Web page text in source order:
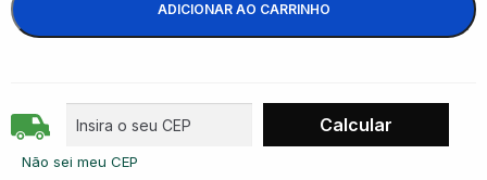
ADICIONAR AO CARRINHO
Não sei meu CEP